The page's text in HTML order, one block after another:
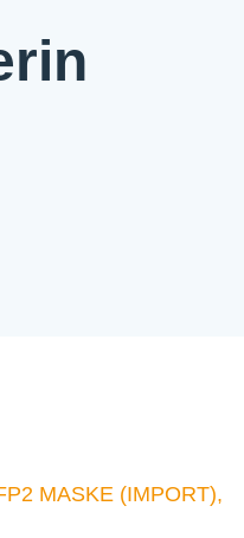
MASKE (IMPORT),